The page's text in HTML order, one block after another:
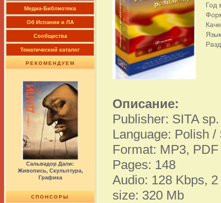
Медиа-Библиотека
Об Испании и ЛА
Сообщества
Тематический каталог
РЕКОМЕНДУЕМ
Сальвадор Дали:
Живопись, Скульптура,
Графика
СПОНСОРЫ
Год
Описание:
Publisher: SITA
Language: Polish /
Format: MP3, PDF
Pages: 148
Audio: 128 Kbps,
size: 320 Mb